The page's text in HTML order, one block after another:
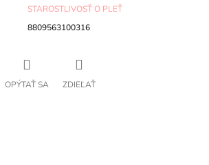
STAROSTLIVOSŤ O PLEŤ
8809563100316
OPÝTAŤ SA ZDIEĽAŤ